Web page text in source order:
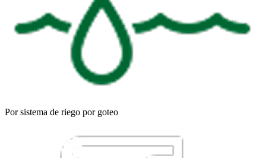
Por sistema de riego por goteo